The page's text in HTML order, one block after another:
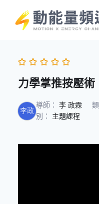
content
力學掌推按壓術
李政
導師： 李 政霖
類
別： 主題課程